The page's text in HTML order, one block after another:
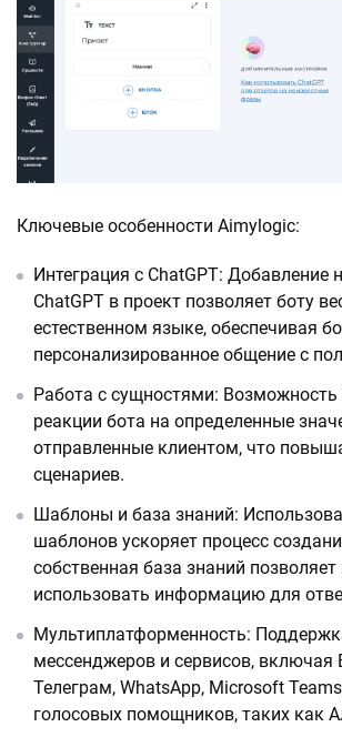
Ключевые особенности Aimylogic:
Интеграция с ChatGPT: Добавление
ChatGPT в проект позволяет боту
естественном языке, обеспечивая
персонализированное общение с
Работа с сущностями: Возможность
реакции бота на определенные
отправленные клиентом, что
сценариев.
Шаблоны и база знаний:
шаблонов ускоряет процесс
собственная база знаний
использовать информацию для
Мультиплатформенность:
мессенджеров и сервисов, включая
Телеграм, WhatsApp, Microsoft
голосовых помощников, таких как